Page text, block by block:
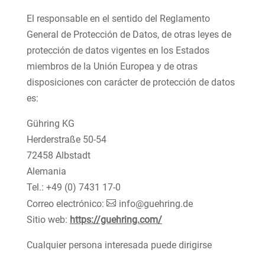
El responsable en el sentido del Reglamento
General de Protección de Datos, de otras leyes de
protección de datos vigentes en los Estados
miembros de la Unión Europea y de otras
disposiciones con carácter de protección de datos
es:
Gühring KG
Herderstraße 50-54
72458 Albstadt
Alemania
Tel.: +49 (0) 7431 17-0
Correo electrónico:
info@guehring.de
Sitio web: https://guehring.com/
Cualquier persona interesada puede dirigirse